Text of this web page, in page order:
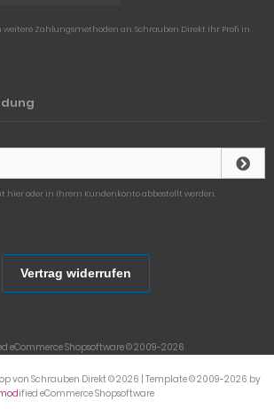
Zahlungsmethoden an, Schrauben Direkt ihr Profi in
hier oder in Ihrem Kundenkonto abbestellt werden.
Vertrag widerrufen
von Schrauben Direkt © 2026 | Template © 2009-2026 by
ified eCommerce Shopsoftware
eCommerce Shopsoftware © 2009-2026